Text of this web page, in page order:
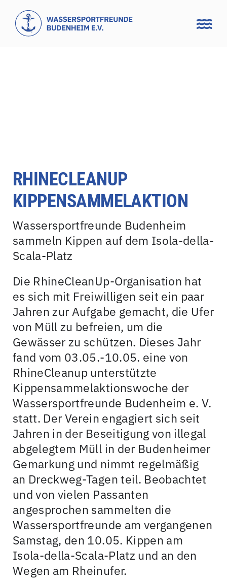
Zum
Inhalt
springen
RHINECLEANUP
KIPPENSAMMELAKTION
Wassersportfreunde Budenheim
sammeln Kippen auf dem Isola-della-
Scala-Platz
Die RhineCleanUp-Organisation hat
es sich mit Freiwilligen seit ein paar
Jahren zur Aufgabe gemacht, die Ufer
von Müll zu befreien, um die
Gewässer zu schützen. Dieses Jahr
fand vom 03.05.-10.05. eine von
RhineCleanup unterstützte
Kippensammelaktionswoche der
Wassersportfreunde Budenheim e. V.
statt. Der Verein engagiert sich seit
Jahren in der Beseitigung von illegal
abgelegtem Müll in der Budenheimer
Gemarkung und nimmt regelmäßig
an Dreckweg-Tagen teil. Beobachtet
und von vielen Passanten
angesprochen sammelten die
Wassersportfreunde am vergangenen
Samstag, den 10.05. Kippen am
Isola-della-Scala-Platz und an den
Wegen am Rheinufer.